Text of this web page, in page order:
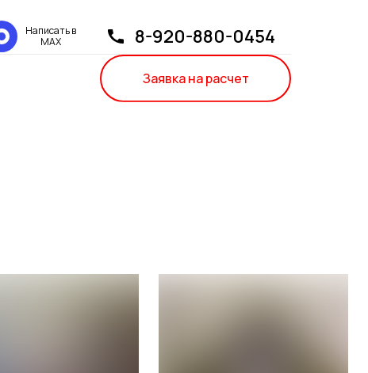
Написать в
МАХ
8-920-880-0454
Заявка на расчет